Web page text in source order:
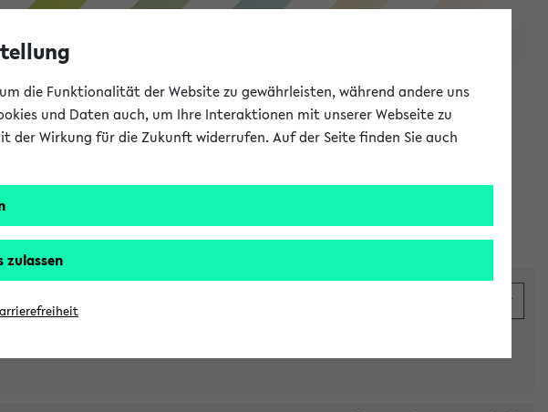
eKVV
die Funktionalität der Website zu gewährleisten, während andere uns
und Daten auch, um Ihre Interaktionen mit unserer Webseite zu
der Wirkung für die Zukunft widerrufen. Auf der Seite finden Sie auch
zulassen